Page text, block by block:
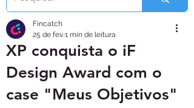
XP conquista o iF
Design Award com o
case "Meus Objetivos"
Fincatch
25 de fev.1 min de leitura